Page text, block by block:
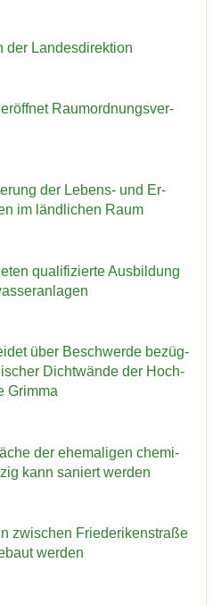
der Lan­des­di­rek­ti­on
Raum­ord­nungs­ver­
der Lebens-​ und Er­
im länd­li­chen Raum
qua­li­fi­zier­te Aus­bil­dung
über Be­schwer­de be­züg­
Dicht­wän­de der Hoch­
Grim­ma
der ehe­ma­li­gen che­mi­
kann sa­niert wer­den
zwi­schen Frie­de­ri­ken­stra­ße
wer­den